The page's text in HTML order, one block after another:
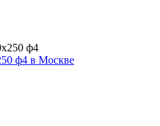
ф4 в Москве